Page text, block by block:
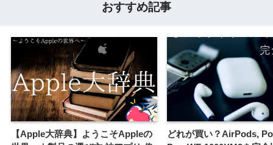
おすすめ記事
【Apple大辞典】ようこそAppleの
どれが買い？AirPods,